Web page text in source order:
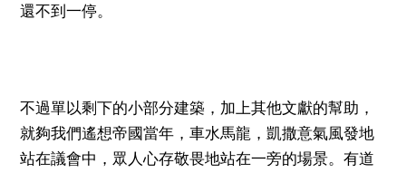
還不到一停。
不過單以剩下的小部分建築，加上其他文獻的幫助，
就夠我們遙想帝國當年，車水馬龍，凱撒意氣風發地
站在議會中，眾人心存敬畏地站在一旁的場景。有道